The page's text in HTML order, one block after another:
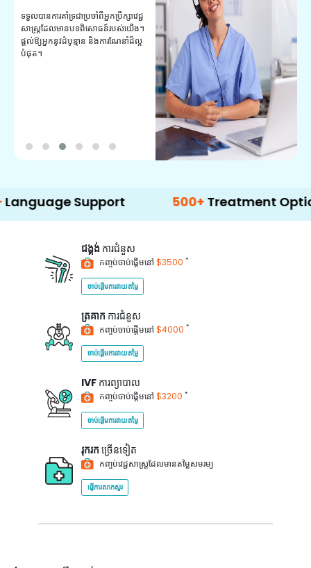
ទទួលបានការគាំទ្រជាប្រចាំពីអ្នកប្រឹក្សាវេជ្ជ
សាស្ត្រដែលមានបទពិសោធន៍របស់យើង។
ផ្តល់ឱ្យអ្នកនូវដំបូន្មាន និងការណែនាំដ៏ល្អ
បំផុត។
Support 500+ Treatment Options
ជង្គង់ ការជំនួស
កញ្ចប់ចាប់ផ្តើមនៅ $3500 *
ចាប់ផ្តើមការវាយតម្លៃ
ត្រគាក ការជំនួស
កញ្ចប់ចាប់ផ្តើមនៅ $4000 *
ចាប់ផ្តើមការវាយតម្លៃ
IVF ការព្យាបាល
កញ្ចប់ចាប់ផ្តើមនៅ $3200 *
ចាប់ផ្តើមការវាយតម្លៃ
រុករក ច្រើនទៀត
កញ្ចប់វេជ្ជសាស្ត្រដែលមានតម្លៃសមរម្យ
ផ្ញើការសាកសួរ